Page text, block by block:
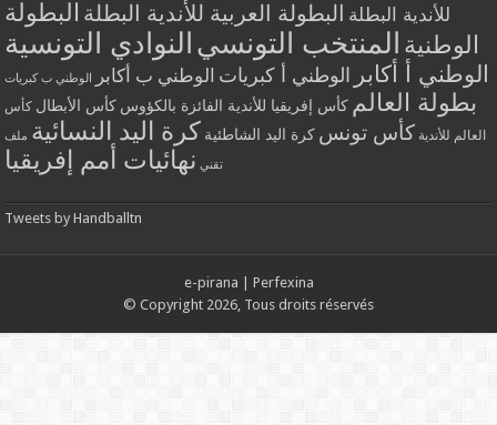
للأندية البطلة البطولة العربية للأندية البطلة البطولة
الوطنية المنتخب التونسي النوادي التونسية
الوطني أ أكابر الوطني أ كبريات الوطني ب أكابر الوطني ب كبريات
بطولة العالم كأس إفريقيا للأندية الفائزة بالكؤوس كأس الأبطال كأس
العالم للأندية كأس تونس كرة اليد الشاطئية كرة اليد النسائية ملف
تقني نهائيات أمم إفريقيا
Tweets by Handballtn
e-pirana
Perfexina
© Copyright 2026, Tous droits réservés